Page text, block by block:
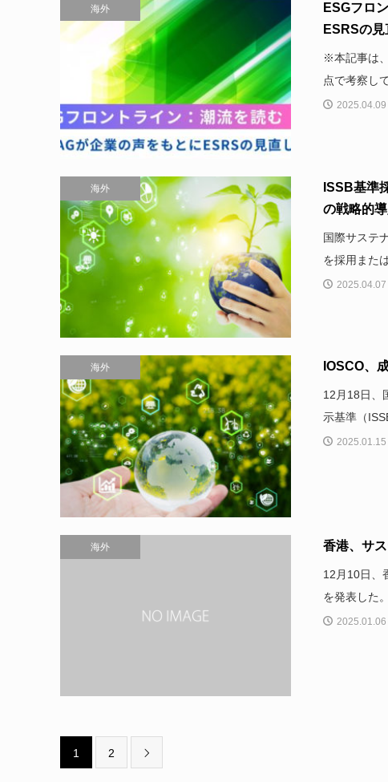
海外
ESGフロ
ESRSの見
※本記事は
点で考察し
2025.04.09
海外
ISSB基準
の戦略的
国際サステ
を採用また
2025.04.07
海外 IOSCO、
12月18日、
示基準（
2025.01.15
海外 香港、サ
12月10日、
を発表した
2025.01.06
1 2 